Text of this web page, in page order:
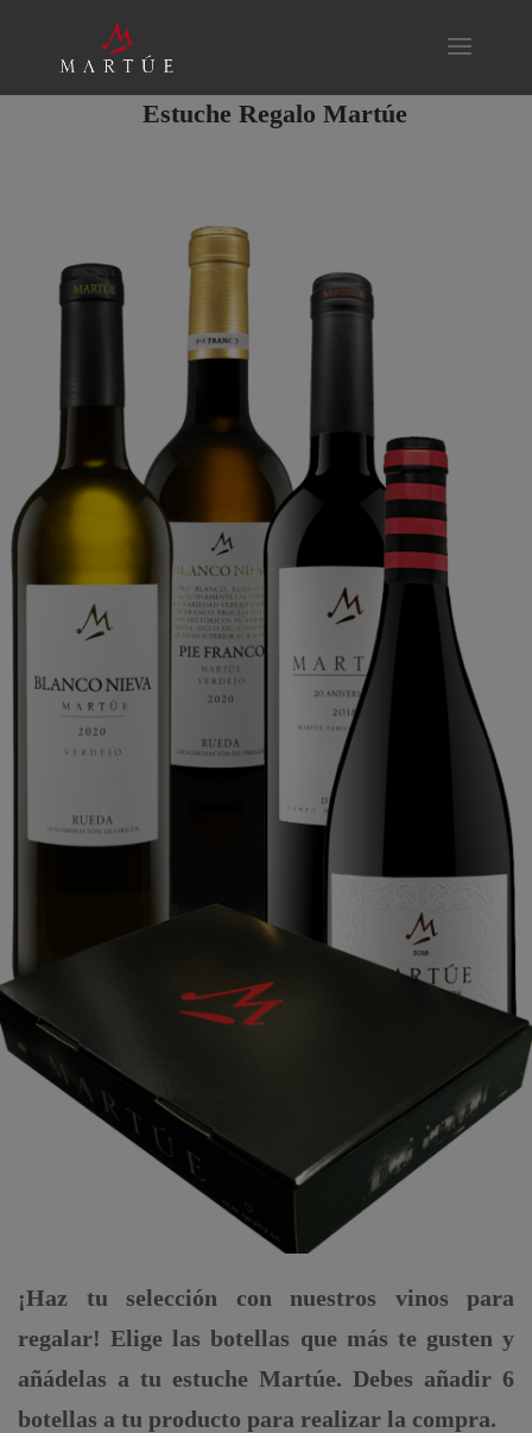
Estuche Regalo Martúe
¡Haz tu selección con nuestros vinos para
regalar! Elige las botellas que más te gusten y
añádelas a tu estuche Martúe. Debes añadir 6
botellas a tu producto para realizar la compra.